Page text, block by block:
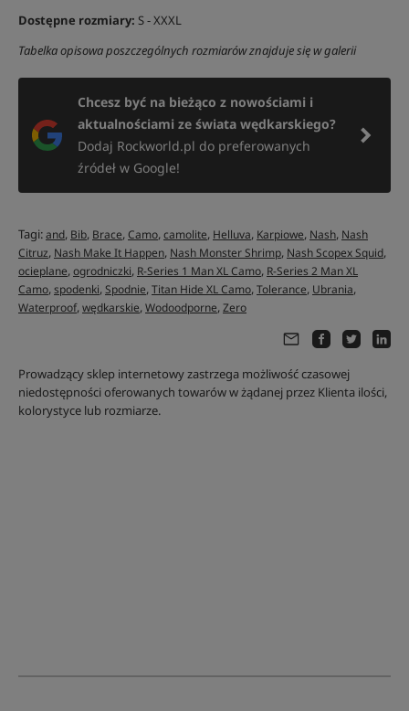
Dostępne rozmiary: S - XXXL
Tabelka opisowa poszczególnych rozmiarów znajduje się w galerii
Chcesz być na bieżąco z nowościami i
aktualnościami ze świata wędkarskiego?
Dodaj Rockworld.pl do preferowanych
źródeł w Google!
Tagi:and, Bib, Brace,Camo,camolite, Helluva, Karpiowe, Nash, Nash
Citruz, Nash Make It Happen, Nash Monster Shrimp, Nash Scopex Squid,
ocieplane,ogrodniczki, R-Series 1 Man XL Camo, R-Series 2 Man XL
Camo,spodenki,Spodnie,Titan Hide XL Camo,Tolerance, Ubrania,
Waterproof,wędkarskie,Wodoodporne,Zero
Prowadzący sklep internetowy zastrzega możliwość czasowej
niedostępności oferowanych towarów w żądanej przez Klienta ilości,
kolorystyce lub rozmiarze.